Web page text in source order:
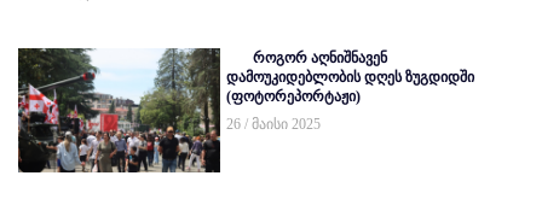
როგორ აღნიშნავენ
დამოუკიდებლობის დღეს ზუგდიდში
(ფოტორეპორტაჟი)
26 / მაისი 2025